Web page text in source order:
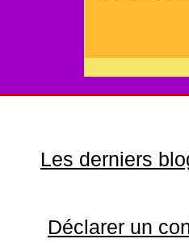
Les derniers
Déclarer un